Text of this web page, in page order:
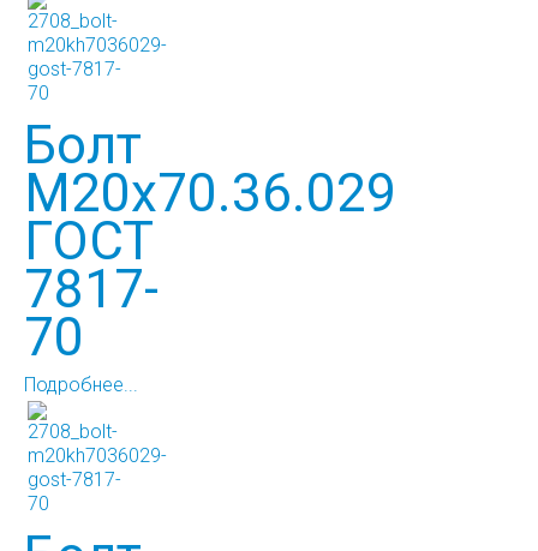
Болт
М20х70.36.029
ГОСТ
7817-
70
Подробнее...